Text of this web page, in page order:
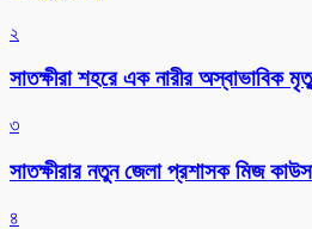
২
সাতক্ষীরা শহরে এক নারীর অস্বাভাবিক
৩
সাতক্ষীরার নতুন জেলা প্রশাসক মিজ
৪